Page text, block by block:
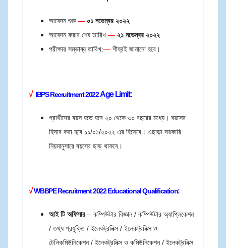
আবেদন শুরু:— ০১ নভেম্বর ২০২২
আবেদন করার শেষ তারিখ:— ২১ নভেম্বর২০২২
পরীক্ষার সম্ভাব্য তারিখ:—শীঘ্রই জানানো হবে।
√IBPS Recruitment 2022Age Limit:
প্রার্থীদের বয়স হতে হবে ২০ থেকে ৩০ বছরের মধ্যে। বয়সের
হিসাব করা হবে ১১/০১/২০২২ এর হিসেবে। এছাড়া সরকারি
নিয়মানুসারে বয়সের ছাড় থাকবে।
√WBBPERecruitment 2022Educational Qualification:
আই টি অফিসার– কম্পিউটার বিজ্ঞান / কম্পিউটার অ্যাপ্লিকেশন
/ তথ্য প্রযুক্তি / ইলেকট্রনিক্স / ইলেকট্রনিক্স ও
টেলিকমিউনিকেশন / ইলেকট্রনিক্স ও কমিউনিকেশন / ইলেকট্রনিক্স